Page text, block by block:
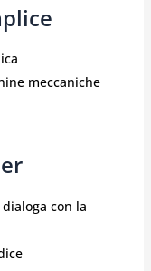
meccaniche
con la